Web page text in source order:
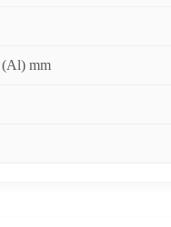
mm